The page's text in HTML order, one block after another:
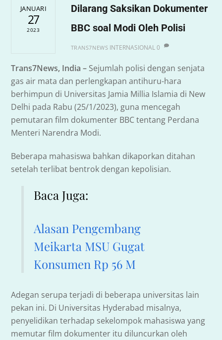
JANUARI
27
2023
Dilarang Saksikan Dokumenter
BBC soal Modi Oleh Polisi
TRANS7NEWS INTERNASIONAL0
Trans7News, India – Sejumlah polisi dengan senjata
gas air mata dan perlengkapan antihuru-hara
berhimpun di Universitas Jamia Millia Islamia di New
Delhi pada Rabu (25/1/2023), guna mencegah
pemutaran film dokumenter BBC tentang Perdana
Menteri Narendra Modi.
Beberapa mahasiswa bahkan dikaporkan ditahan
setelah terlibat bentrok dengan kepolisian.
Baca Juga:
Alasan Pengembang
Meikarta MSU Gugat
Konsumen Rp 56 M
Adegan serupa terjadi di beberapa universitas lain
pekan ini. Di Universitas Hyderabad misalnya,
penyelidikan terhadap sekelompok mahasiswa yang
memutar film dokumenter itu diluncurkan oleh